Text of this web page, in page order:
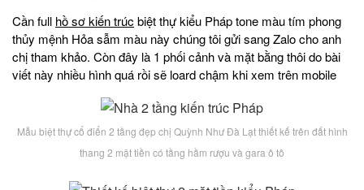
Cần full hồ sơ kiến trúc biệt thự kiểu Pháp tone màu tím phong
thủy mệnh Hỏa sẫm màu này chúng tôi gửi sang Zalo cho anh
chị tham khảo. Còn đây là 1 phối cảnh và mặt bằng thôi do bài
viết này nhiều hình quá rồi sẽ loard chậm khi xem trên mobile
Mẫu biệt thự cổ điển 2 tầng đẹp chị Quỳnh Như Đà Lạt thiết kế trên đất hình
thang 2 mặt tiền có tầng hầm rượu và gara ô tô